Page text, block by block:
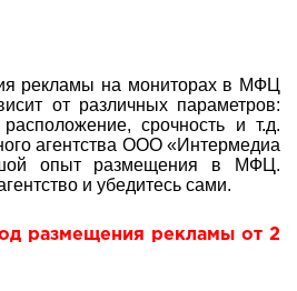
рекламы на мониторах в МФЦ
от различных параметров:
срочность и т.д.
агентства ООО «Интермедиа
опыт размещения в МФЦ.
и убедитесь сами.
размещения рекламы от 2